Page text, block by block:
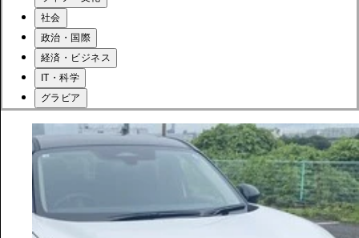
社会
政治・国際
経済・ビジネス
IT・科学
グラビア